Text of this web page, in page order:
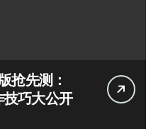
抢先测：
巧大公开